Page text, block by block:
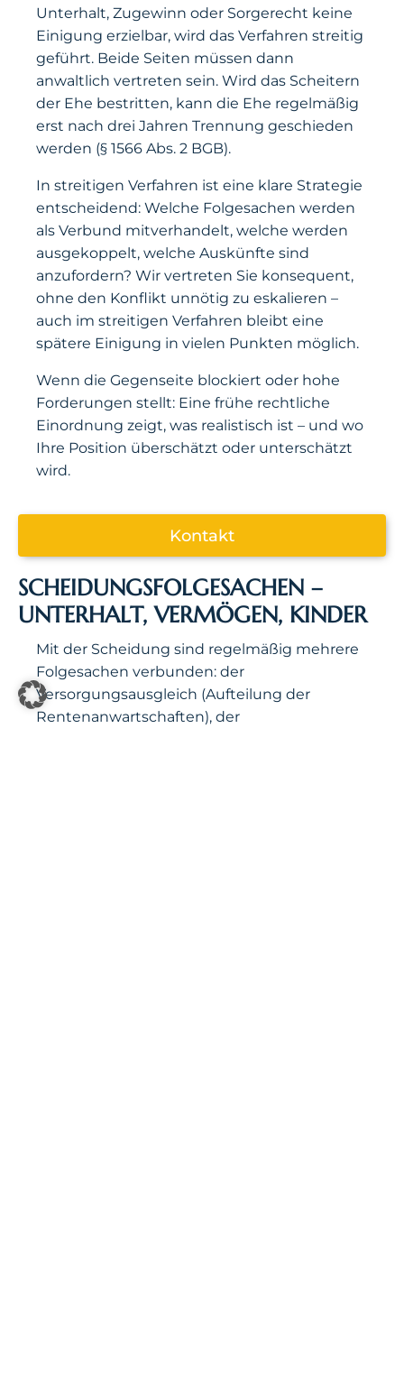
Unterhalt, Zugewinn oder Sorgerecht keine
Einigung erzielbar, wird das Verfahren streitig
geführt. Beide Seiten müssen dann
anwaltlich vertreten sein. Wird das Scheitern
der Ehe bestritten, kann die Ehe regelmäßig
erst nach drei Jahren Trennung geschieden
werden (§ 1566 Abs. 2 BGB).
In streitigen Verfahren ist eine klare Strategie
entscheidend: Welche Folgesachen werden
als Verbund mitverhandelt, welche werden
ausgekoppelt, welche Auskünfte sind
anzufordern? Wir vertreten Sie konsequent,
ohne den Konflikt unnötig zu eskalieren –
auch im streitigen Verfahren bleibt eine
spätere Einigung in vielen Punkten möglich.
Wenn die Gegenseite blockiert oder hohe
Forderungen stellt: Eine frühe rechtliche
Einordnung zeigt, was realistisch ist – und wo
Ihre Position überschätzt oder unterschätzt
wird.
Kontakt
SCHEIDUNGSFOLGESACHEN –
UNTERHALT, VERMÖGEN, KINDER
Mit der Scheidung sind regelmäßig mehrere
Folgesachen verbunden: der
Versorgungsausgleich (Aufteilung der
Rentenanwartschaften), der